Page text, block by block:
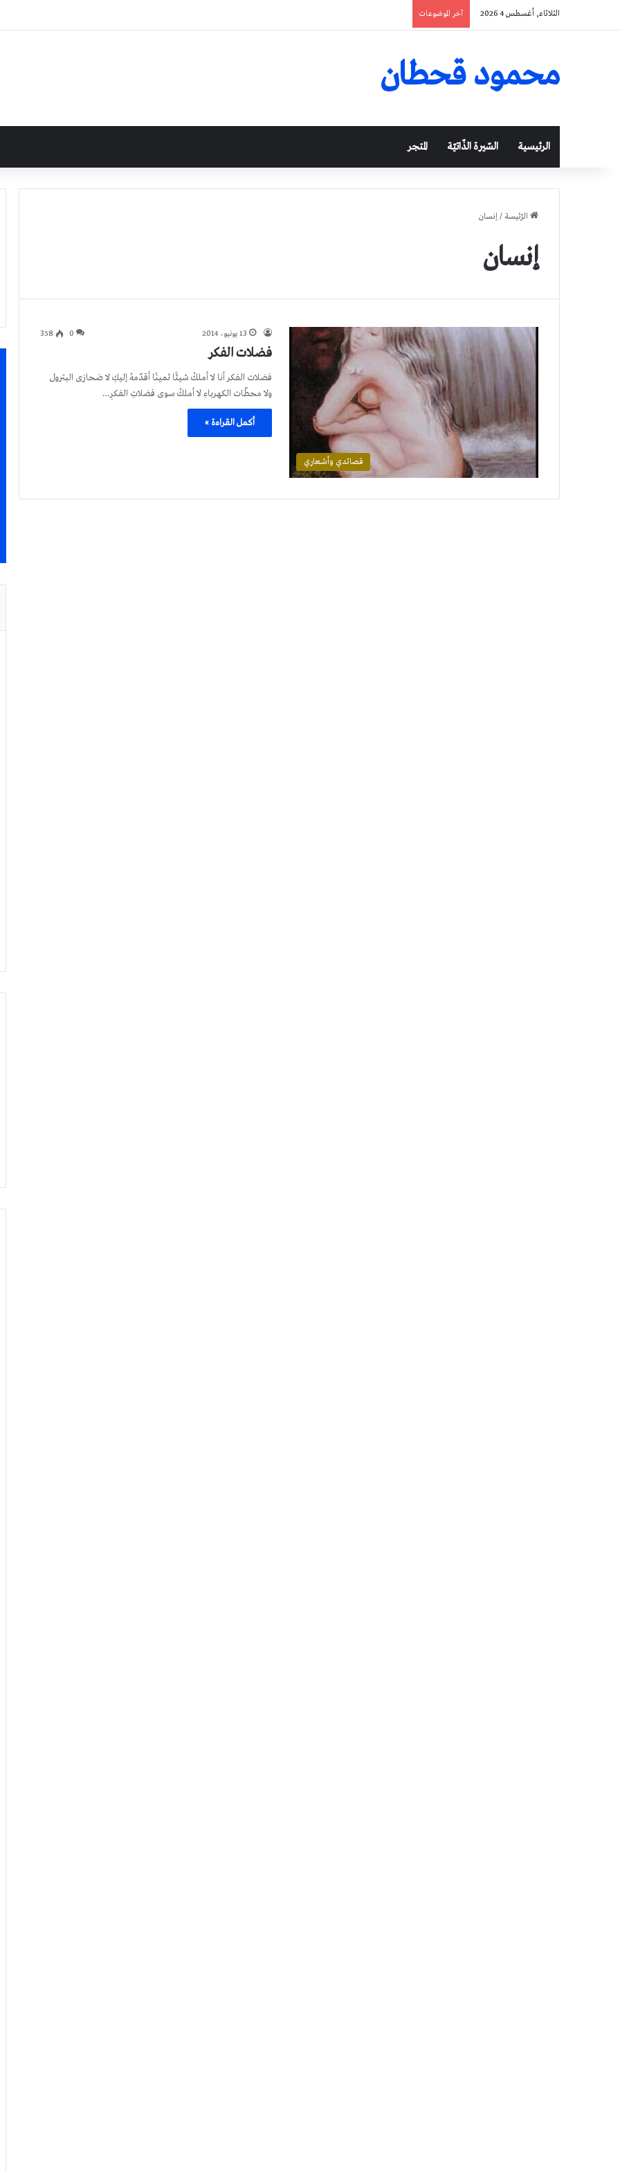
الثلاثاء, أغسطس 4 2026 آخر الموضوعات
محمود قحطان
الرئيسية السّيرة الذّاتيّة المتجر
الرّئيسة /إنسان
إنسان
قصائدي وأشعاري
13 يونيو، 2014 0
358
فضلات الفكر
فضلات الفكر أنا لا أملكُ شيئًا ثمينًا أقدّمهُ إليكِ لا صَحارَى البترول
ولا محطّات الكهرباءِ لا أملكُ سوى فضلاتِ الفكرِ…
أكمل القراءة »